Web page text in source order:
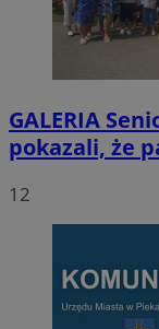
GALERIA
pokazali, że
12